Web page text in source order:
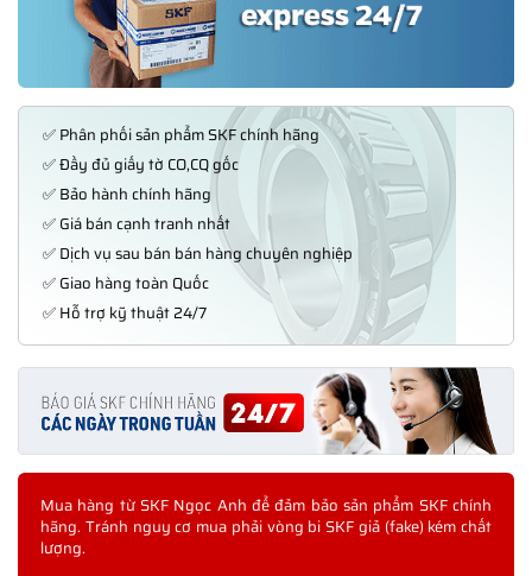
✅ Phân phối sản phẩm SKF chính hãng
✅ Đầy đủ giấy tờ CO,CQ gốc
✅ Bảo hành chính hãng
✅ Giá bán cạnh tranh nhất
✅ Dịch vụ sau bán bán hàng chuyên nghiệp
✅ Giao hàng toàn Quốc
✅ Hỗ trợ kỹ thuật 24/7
Mua hàng từ SKF Ngọc Anh để đảm bảo sản phẩm SKF chính
hãng. Tránh nguy cơ mua phải vòng bi SKF giả (fake) kém chất
lượng.